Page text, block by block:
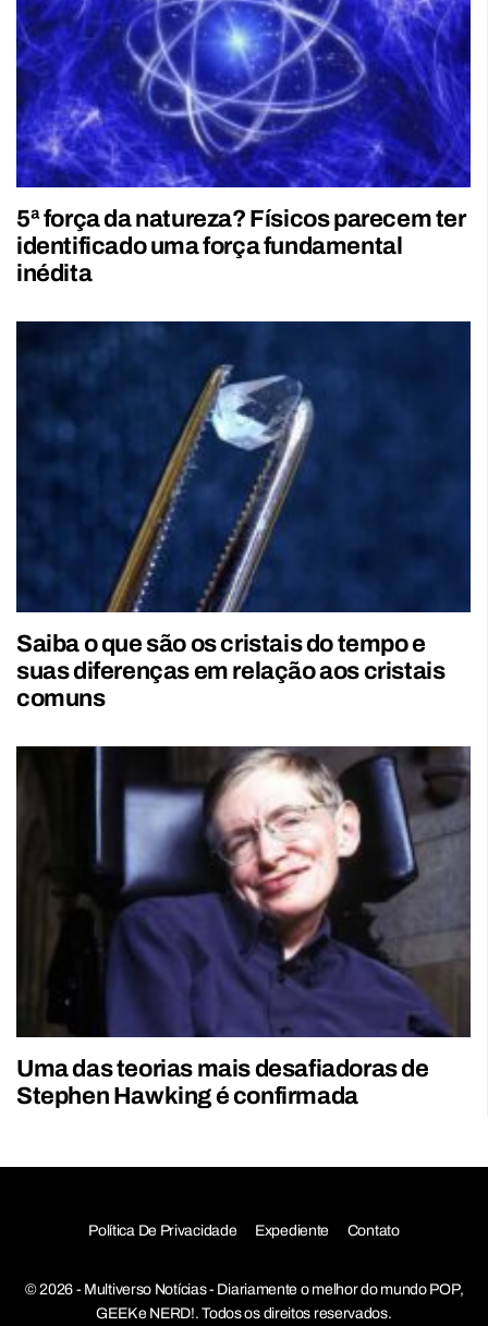
5ª força da natureza? Físicos parecem ter
identificado uma força fundamental
inédita
Saiba o que são os cristais do tempo e
suas diferenças em relação aos cristais
comuns
Uma das teorias mais desafiadoras de
Stephen Hawking é confirmada
Política De Privacidade Expediente Contato
© 2026 - Multiverso Notícias - Diariamente o melhor do mundo POP,
GEEK e NERD!. Todos os direitos reservados.